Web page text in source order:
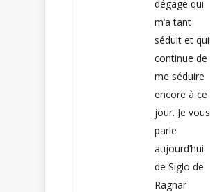
dégage qui
m’a tant
séduit et qui
continue de
me séduire
encore à ce
jour. Je vous
parle
aujourd’hui
de Siglo de
Ragnar